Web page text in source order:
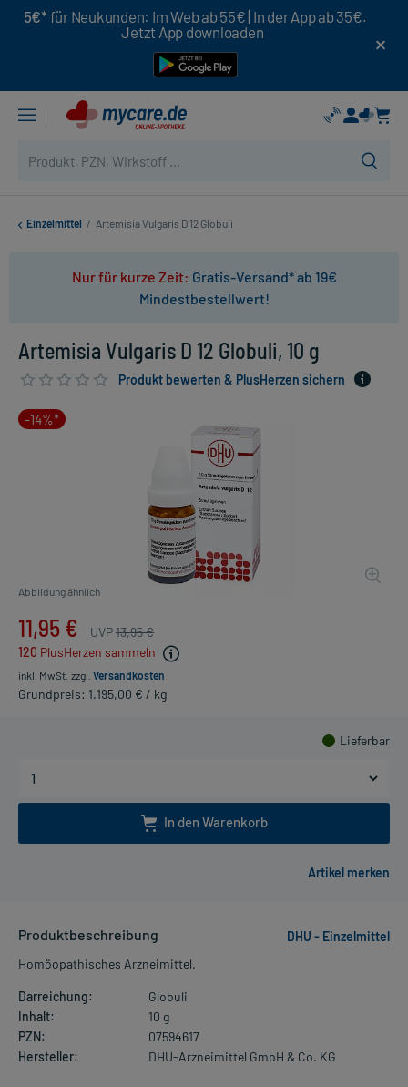
5€* für Neukunden: Im Web ab 55€ | In der App ab 35€.
Jetzt App downloaden
Einzelmittel / Artemisia Vulgaris D 12 Globuli
Nur für kurze Zeit: Gratis-Versand* ab 19€
Mindestbestellwert!
Artemisia Vulgaris D 12 Globuli, 10 g
Produkt bewerten & PlusHerzen sichern
-14%*
Abbildung ähnlich
11,95 € UVP13,95 €
120 PlusHerzen sammeln
inkl. MwSt. zzgl. Versandkosten
Grundpreis: 1.195,00 € / kg
Lieferbar
In den Warenkorb
Produktbeschreibung
DHU - Einzelmittel
Homöopathisches Arzneimittel.
Darreichung:
Globuli
Inhalt:
10 g
PZN:
07594617
Hersteller:
DHU-Arzneimittel GmbH & Co. KG